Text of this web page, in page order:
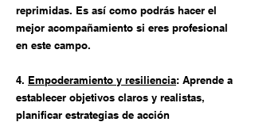
reprimidas. Es así como podrás hacer el
mejor acompañamiento si eres profesional
en este campo.
4. Empoderamiento y resiliencia: Aprende a
establecer objetivos claros y realistas,
planificar estrategias de acción